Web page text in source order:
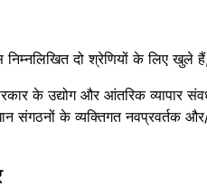
निम्नलिखित दो श्रेणियों के लिए खुले
के उद्योग और आंतरिक व्यापार
संगठनों के व्यक्तिगत नवप्रवर्तक और/